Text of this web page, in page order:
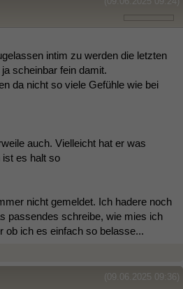
intim zu werden die letzten
scheinbar fein damit.
da nicht so viele Gefühle wie bei
auch. Vielleicht hat er was
ist es halt so
nicht gemeldet. Ich hadere noch
passendes schreibe, wie mies ich
ob ich es einfach so belasse...
(09.06.2025 09:36)